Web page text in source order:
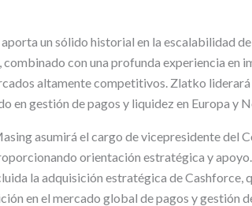
un sólido historial en la escalabilidad
combinado con una profunda experiencia en
altamente competitivos. Zlatko liderará
en gestión de pagos y liquidez en Europa y
asumirá el cargo de vicepresidente del
orientación estratégica y
la adquisición estratégica de Cashforce,
en el mercado global de pagos y gestión